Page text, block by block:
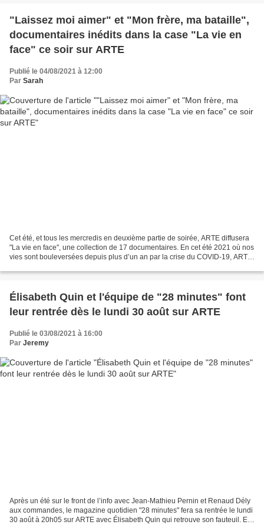
"Laissez moi aimer" et "Mon frère, ma bataille",
documentaires inédits dans la case "La vie en
face" ce soir sur ARTE
Publié le 04/08/2021 à 12:00
Par Sarah
Cet été, et tous les mercredis en deuxième partie de soirée, ARTE diffusera
"La vie en face", une collection de 17 documentaires. En cet été 2021 où nos
vies sont bouleversées depuis plus d’un an par la crise du COVID-19, ARTE
Élisabeth Quin et l'équipe de "28 minutes" font
leur rentrée dès le lundi 30 août sur ARTE
Publié le 03/08/2021 à 16:00
Par Jeremy
Après un été sur le front de l’info avec Jean-Mathieu Pernin et Renaud Dély
aux commandes, le magazine quotidien "28 minutes" fera sa rentrée le lundi
30 août à 20h05 sur ARTE avec Élisabeth Quin qui retrouve son fauteuil. En